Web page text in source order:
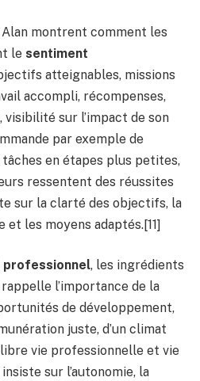
montrent comment les
le sentiment
atteignables, missions
accompli, récompenses,
sur l’impact de son
par exemple de
en étapes plus petites,
ressentent des réussites
sur la clarté des objectifs, la
les moyens adaptés.[11]
professionnel, les ingrédients
l’importance de la
de développement,
juste, d’un climat
vie professionnelle et vie
sur l’autonomie, la